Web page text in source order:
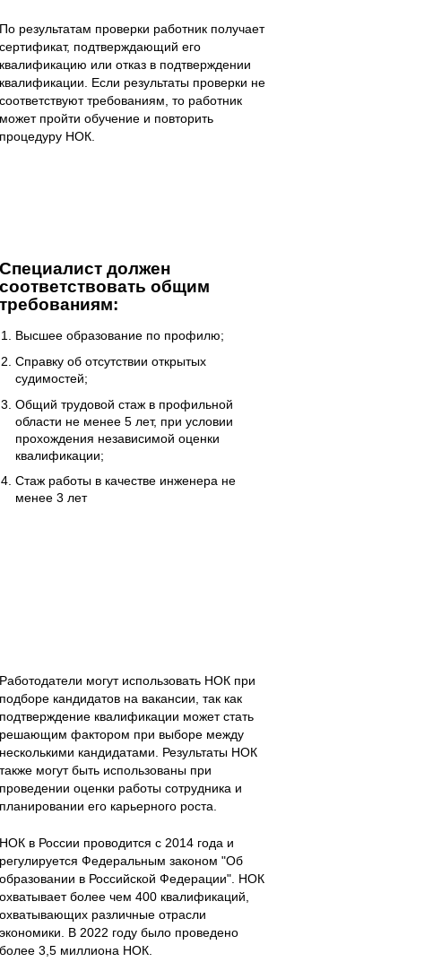
По результатам проверки работник получает
сертификат, подтверждающий его
квалификацию или отказ в подтверждении
квалификации. Если результаты проверки не
соответствуют требованиям, то работник
может пройти обучение и повторить
процедуру НОК.
Специалист должен
соответствовать общим
требованиям:
Высшее образование по профилю;
Справку об отсутствии открытых
судимостей;
Общий трудовой стаж в профильной
области не менее 5 лет, при условии
прохождения независимой оценки
квалификации;
Стаж работы в качестве инженера не
менее 3 лет
Работодатели могут использовать НОК при
подборе кандидатов на вакансии, так как
подтверждение квалификации может стать
решающим фактором при выборе между
несколькими кандидатами. Результаты НОК
также могут быть использованы при
проведении оценки работы сотрудника и
планировании его карьерного роста.
НОК в России проводится с 2014 года и
регулируется Федеральным законом "Об
образовании в Российской Федерации". НОК
охватывает более чем 400 квалификаций,
охватывающих различные отрасли
экономики. В 2022 году было проведено
более 3,5 миллиона НОК.